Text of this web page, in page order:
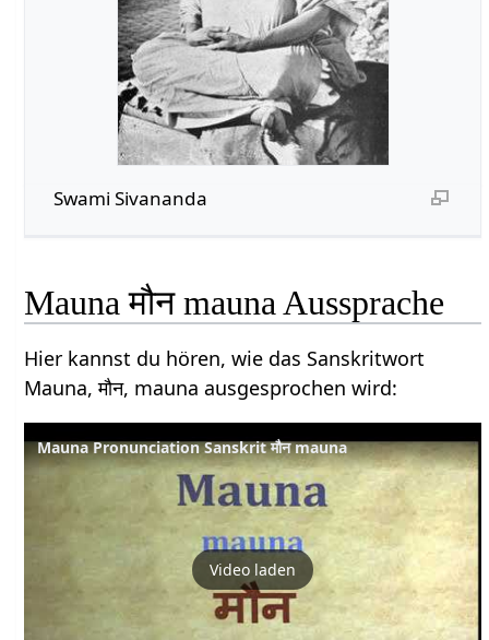
Swami Sivananda
Mauna मौन mauna Aussprache
Hier kannst du hören, wie das Sanskritwort
Mauna, मौन, mauna ausgesprochen wird:
Mauna Pronunciation Sanskrit मौन mauna
Video laden